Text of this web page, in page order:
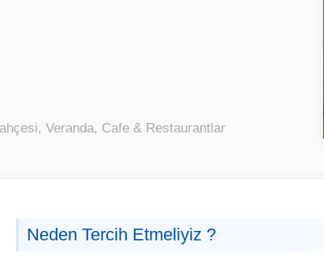
Veranda, Cafe & Restaurantlar
Neden Tercih Etmeliyiz ?